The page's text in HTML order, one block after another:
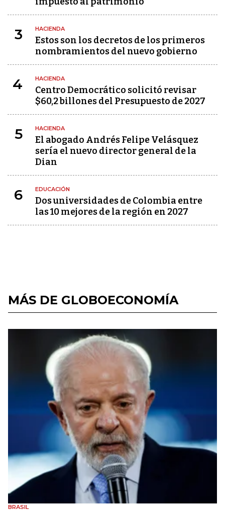
3 HACIENDA
Estos son los decretos de los primeros
nombramientos del nuevo gobierno
4 HACIENDA
Centro Democrático solicitó revisar
$60,2 billones del Presupuesto de 2027
5 HACIENDA
El abogado Andrés Felipe Velásquez
sería el nuevo director general de la
Dian
6 EDUCACIÓN
Dos universidades de Colombia entre
las 10 mejores de la región en 2027
MÁS DE GLOBOECONOMÍA
BRASIL